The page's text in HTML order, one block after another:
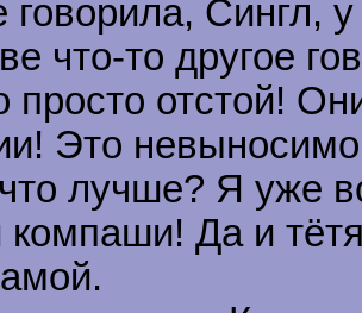
Сингл,
что-то другое
просто отстой!
Это
лучше? Я уже
компаши! Да и